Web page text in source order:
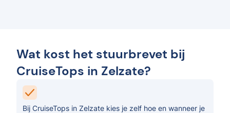
Wat kost het stuurbrevet bij
CruiseTops in Zelzate?
Bij CruiseTops in Zelzate kies je zelf hoe en wanneer je